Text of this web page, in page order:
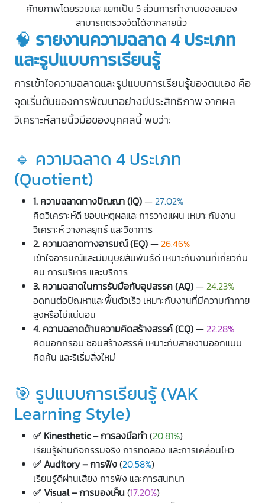
ศักยภาพโดยรวมและแยกเป็น 5 ส่วนการทำงานของสมอง
สามารถตรวจวัดได้จากลายนิ้ว
🧠 รายงานความฉลาด 4 ประเภท
และรูปแบบการเรียนรู้
การเข้าใจความฉลาดและรูปแบบการเรียนรู้ของตนเอง คือ
จุดเริ่มต้นของการพัฒนาอย่างมีประสิทธิภาพ จากผล
วิเคราะห์ลายนิ้วมือของบุคคลนี้ พบว่า:
🔹 ความฉลาด 4 ประเภท
(Quotient)
1. ความฉลาดทางปัญญา (IQ)—27.02%
คิดวิเคราะห์ดี ชอบเหตุผลและการวางแผน เหมาะกับงาน
วิเคราะห์ วางกลยุทธ์ และวิชาการ
2. ความฉลาดทางอารมณ์ (EQ)—26.46%
เข้าใจอารมณ์และมีมนุษยสัมพันธ์ดี เหมาะกับงานที่เกี่ยวกับ
คน การบริหาร และบริการ
3. ความฉลาดในการรับมือกับอุปสรรค (AQ)—24.23%
อดทนต่อปัญหาและฟื้นตัวเร็ว เหมาะกับงานที่มีความท้าทาย
สูงหรือไม่แน่นอน
4. ความฉลาดด้านความคิดสร้างสรรค์ (CQ)—22.28%
คิดนอกกรอบ ชอบสร้างสรรค์ เหมาะกับสายงานออกแบบ
คิดค้น และริเริ่มสิ่งใหม่
🎯 รูปแบบการเรียนรู้ (VAK
Learning Style)
✅ Kinesthetic – การลงมือทำ(20.81%)
เรียนรู้ผ่านกิจกรรมจริง การทดลอง และการเคลื่อนไหว
✅ Auditory – การฟัง(20.58%)
เรียนรู้ดีผ่านเสียง การฟัง และการสนทนา
✅ Visual – การมองเห็น (17.20%)